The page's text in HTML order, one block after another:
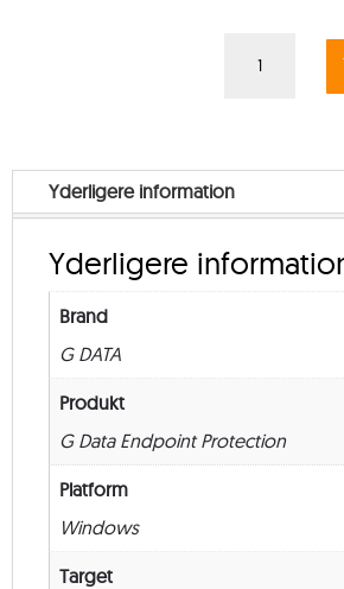
BUSINESS
–
1.000
måneder
antal
Yderligere information
Yderligere
Brand
G DATA
Produkt
G Data Endpoint Protection
Platform
Windows
Target